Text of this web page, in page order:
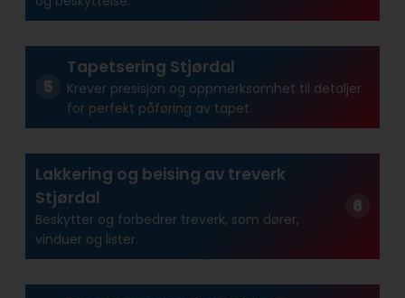
Tapetsering Stjørdal
Krever presisjon og oppmerksomhet til detaljer
for perfekt påføring av tapet.
Lakkering og beising av treverk
Stjørdal
Beskytter og forbedrer treverk, som dører,
vinduer og lister.